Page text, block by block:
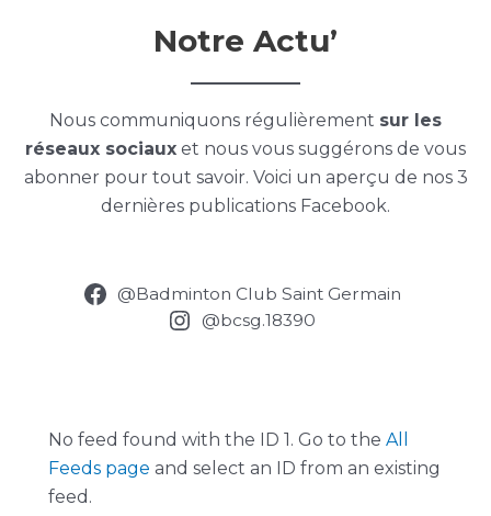
Notre Actu’
Nous communiquons régulièrement sur les
réseaux sociaux et nous vous suggérons de vous
abonner pour tout savoir. Voici un aperçu de nos 3
dernières publications Facebook.
@Badminton Club Saint Germain
@bcsg.18390
No feed found with the ID 1. Go to the All
Feeds page and select an ID from an existing
feed.